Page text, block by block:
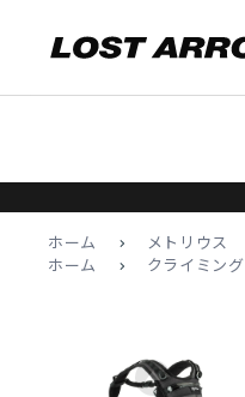
ホーム > メトリウス
ホーム
> クライミング